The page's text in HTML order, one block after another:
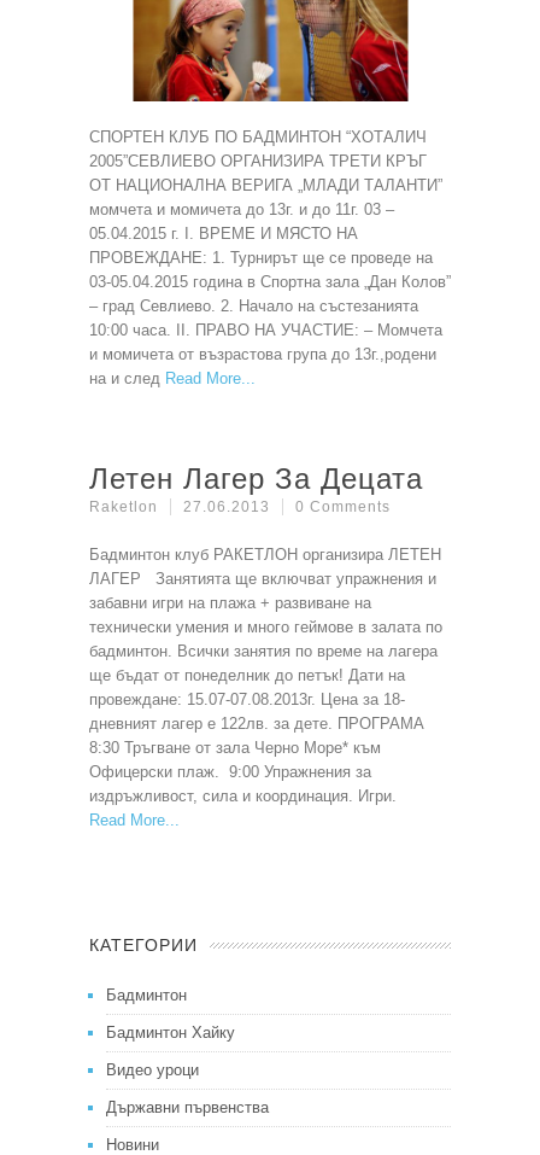
СПОРТЕН КЛУБ ПО БАДМИНТОН “ХОТАЛИЧ
2005”СЕВЛИЕВО ОРГАНИЗИРА ТРЕТИ КРЪГ
ОТ НАЦИОНАЛНА ВЕРИГА „МЛАДИ ТАЛАНТИ”
момчета и момичета до 13г. и до 11г. 03 –
05.04.2015 г. І. ВРЕМЕ И МЯСТО НА
ПРОВЕЖДАНЕ: 1. Турнирът ще се проведе на
03-05.04.2015 година в Спортна зала „Дан Колов”
– град Севлиево. 2. Начало на състезанията
10:00 часа. ІІ. ПРАВО НА УЧАСТИЕ: – Момчета
и момичета от възрастова група до 13г.,родени
на и след Read More
Летен Лагер За Децата
Raketlon 27.06.2013 0 Comments
Бадминтон клуб РАКЕТЛОН организира ЛЕТЕН
ЛАГЕР Занятията ще включват упражнения и
забавни игри на плажа + развиване на
технически умения и много геймове в залата по
бадминтон. Всички занятия по време на лагера
ще бъдат от понеделник до петък! Дати на
провеждане: 15.07-07.08.2013г. Цена за 18-
дневният лагер е 122лв. за дете. ПРОГРАМА
8:30 Тръгване от зала Черно Море* към
Офицерски плаж. 9:00 Упражнения за
издръжливост, сила и координация. Игри.
Read More
КАТЕГОРИИ
Бадминтон
Бадминтон Хайку
Видео уроци
Държавни първенства
Новини